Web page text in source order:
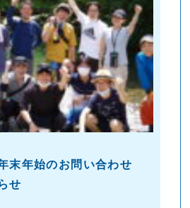
末年始のお問い合わせ
せ